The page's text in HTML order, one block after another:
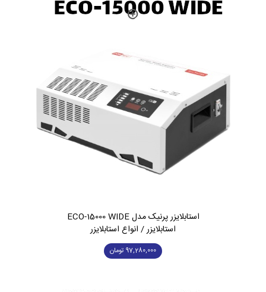
استابلایزر پرنیک مدل ECO-15000 WIDE
استابلایزر / انواع استابلایزر
97,280,000 تومان